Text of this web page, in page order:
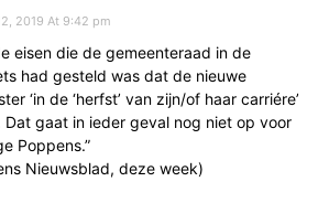
2019 At 9:42 pm
eisen die de gemeenteraad in de
had gesteld was dat de nieuwe
‘in de ‘herfst’ van zijn/of haar carriére’
Dat gaat in ieder geval nog niet op voor
Poppens.”
Nieuwsblad, deze week)